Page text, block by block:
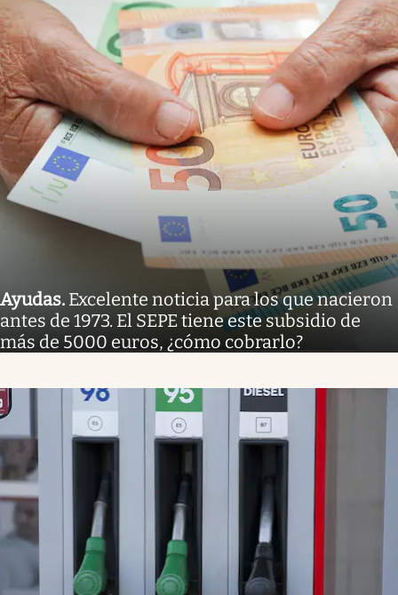
Ayudas. Excelente noticia para los que nacieron
antes de 1973. El SEPE tiene este subsidio de
más de 5000 euros, ¿cómo cobrarlo?